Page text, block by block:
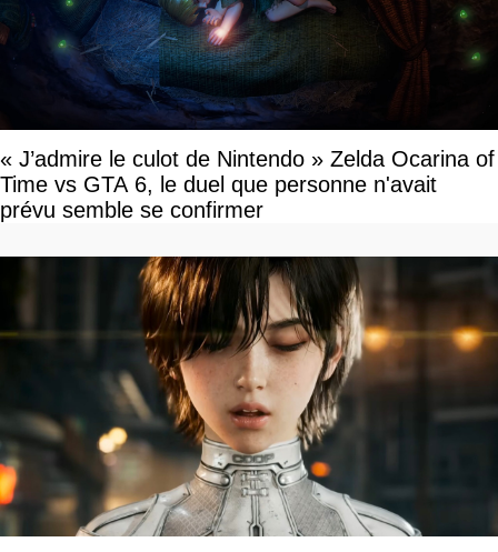
« J’admire le culot de Nintendo » Zelda Ocarina of
Time vs GTA 6, le duel que personne n'avait
prévu semble se confirmer